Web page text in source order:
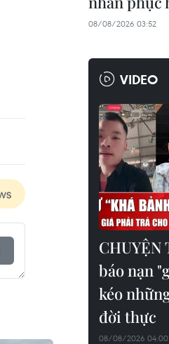
08/08/2026 03:52
VIDEO
CHUYỆN
báo nạn
kéo
đời thực
08/08/2026 04:00